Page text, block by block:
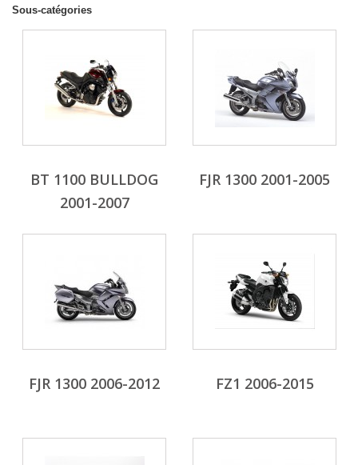
Sous-catégories
BT 1100 BULLDOG
2001-2007
FJR 1300 2001-2005
FJR 1300 2006-2012 FZ1 2006-2015